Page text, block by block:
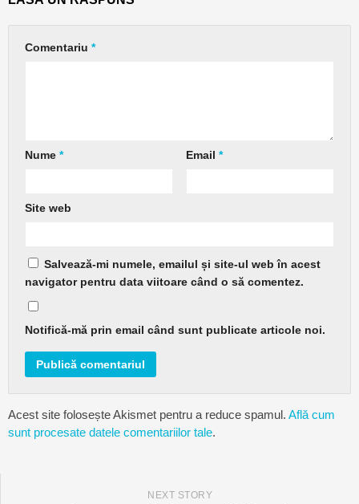
Comentariu *
Nume * Email *
Site web
Salvează-mi numele, emailul și site-ul web în acest
navigator pentru data viitoare când o să comentez.
Notifică-mă prin email când sunt publicate articole noi.
Acest site folosește Akismet pentru a reduce spamul. Află cum
sunt procesate datele comentariilor tale.
NEXT STORY